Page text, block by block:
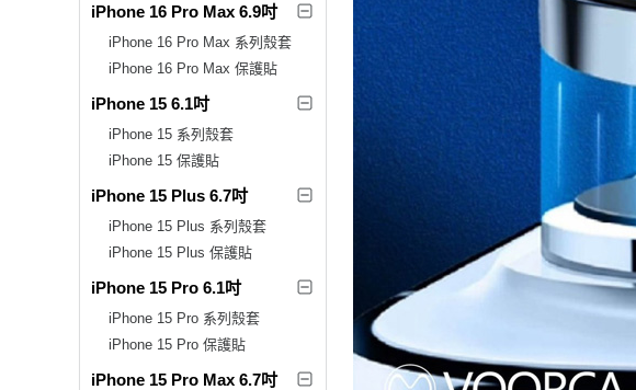
iPhone 16 Pro Max 6.9吋
iPhone 16 Pro Max 系列殼套
iPhone 16 Pro Max 保護貼
iPhone 15 6.1吋
iPhone 15 系列殼套
iPhone 15 保護貼
iPhone 15 Plus 6.7吋
iPhone 15 Plus 系列殼套
iPhone 15 Plus 保護貼
iPhone 15 Pro 6.1吋
iPhone 15 Pro 系列殼套
iPhone 15 Pro 保護貼
iPhone 15 Pro Max 6.7吋